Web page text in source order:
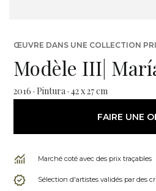
ŒUVRE DANS UNE COLLECTION
Modèle III|
2016 · Pintura · 42 x 27 cm
FAIRE UNE
Marché coté avec des prix traçables
Sélection d'artistes validés par des